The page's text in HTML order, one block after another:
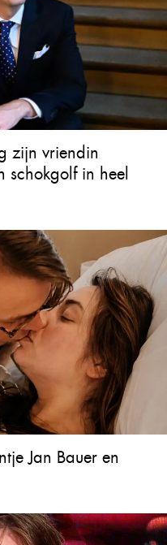
zijn vriendin
schokgolf in heel
Jan Bauer en